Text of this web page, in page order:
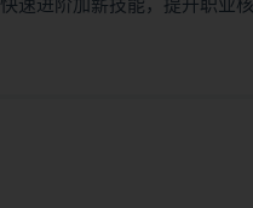
速进阶加薪技能，提升职业核